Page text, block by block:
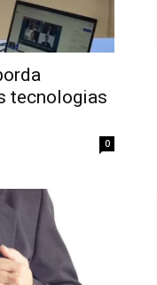
tecnologias
0